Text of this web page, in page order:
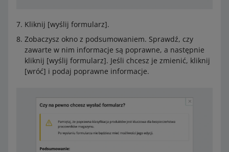
Kliknij [wyślij formularz].
Zobaczysz okno z podsumowaniem. Sprawdź, czy
zawarte w nim informacje są poprawne, a następnie
kliknij [wyślij formularz]. Jeśli chcesz je zmienić, kliknij
[wróć] i podaj poprawne informacje.